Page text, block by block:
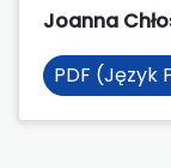
Joanna
PDF (Język